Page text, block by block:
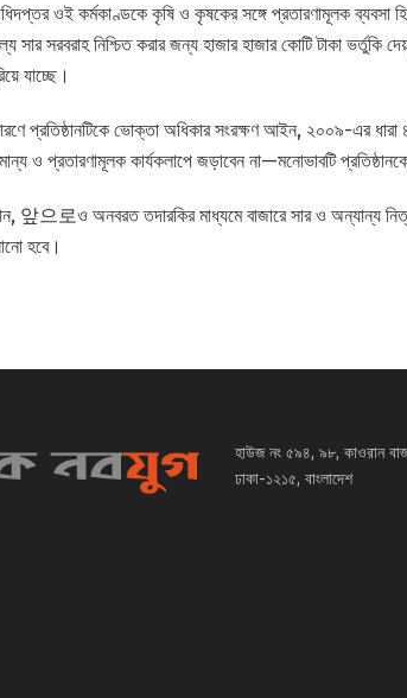
ওই কর্মকাণ্ডকে কৃষি ও কৃষকের সঙ্গে প্রতারণামূলক ব্যবসা
সার সরবরাহ নিশ্চিত করার জন্য হাজার হাজার কোটি টাকা ভর্তুকি
যাচ্ছে।
প্রতিষ্ঠানটিকে ভোক্তা অধিকার সংরক্ষণ আইন, ২০০৯-এর ধারা
ও প্রতারণামূলক কার্যকলাপে জড়াবেন না—মনোভাবটি
앞으로ও অনবরত তদারকির মাধ্যমে বাজারে সার ও অন্যান্য
হবে।
হাউজ নং ৫৯৪, ৯৮, কাওরান
ঢাকা-১২১৫, বাংলাদেশ